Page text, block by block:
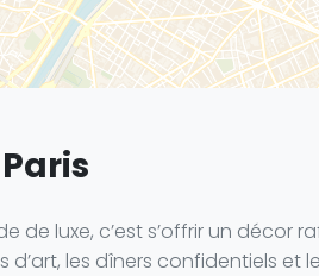
de luxe, c’est s’offrir un
d’art, les dîners confidentiels